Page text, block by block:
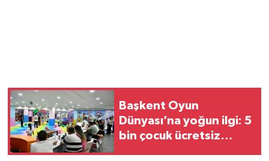
Başkent Oyun
Dünyası’na yoğun ilgi: 5
bin çocuk ücretsiz
Seri İlan
Siyaset